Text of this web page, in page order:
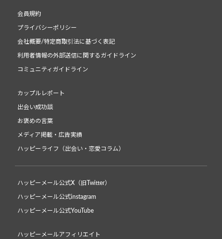
会員規約
プライバシーポリシー
会社概要/特定商取引法に基づく表記
利用者情報の外部送信に関するガイドライン
コミュニティガイドライン
カップルレポート
出会い成功談
お褒めの言葉
メディア掲載・広告実績
ハッピーライフ（出会い・恋愛コラム）
ハッピーメール公式X（旧Twitter）
ハッピーメール公式instagram
ハッピーメール公式YouTube
ハッピーメールアフィリエイト